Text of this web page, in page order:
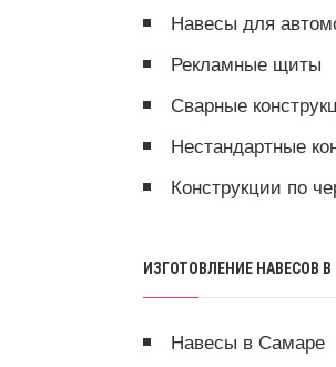
Навесы для
Рекламные щиты
Сварные
Нестандартные
Конструкции по
ИЗГОТОВЛЕНИЕ НАВЕСОВ
Навесы в Самаре